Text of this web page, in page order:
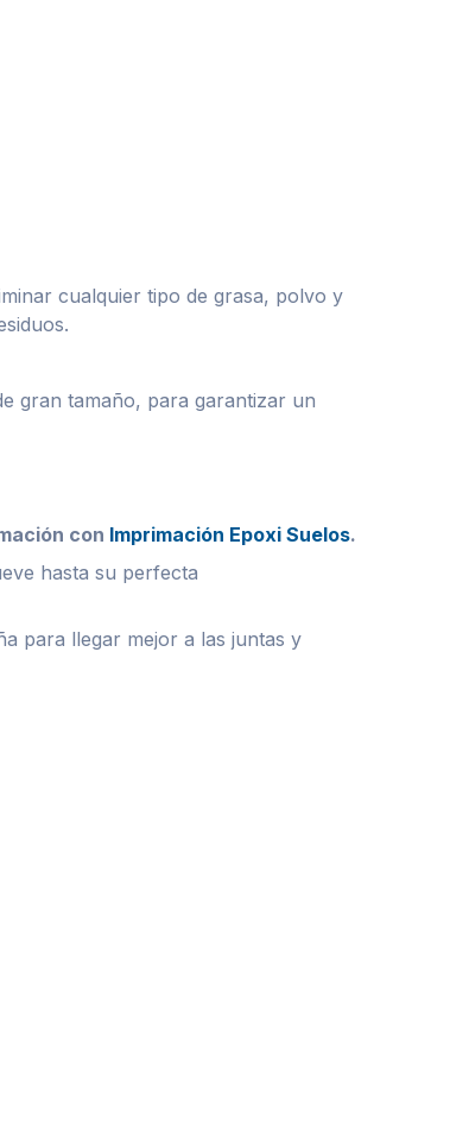
cualquier tipo de grasa, polvo y
gran tamaño, para garantizar un
con Imprimación Epoxi Suelos.
hasta su perfecta
para llegar mejor a las juntas y